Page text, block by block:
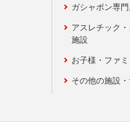
ガシャポン専
アスレチック
施設
お子様・ファ
その他の施設